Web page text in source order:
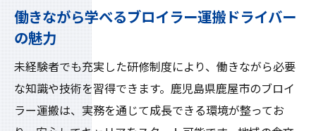
働きながら学べるブロイラー運搬ドライバー
の魅力
未経験者でも充実した研修制度により、働きながら必要
な知識や技術を習得できます。鹿児島県鹿屋市のブロイ
ラー運搬は、実務を通じて成長できる環境が整ってお